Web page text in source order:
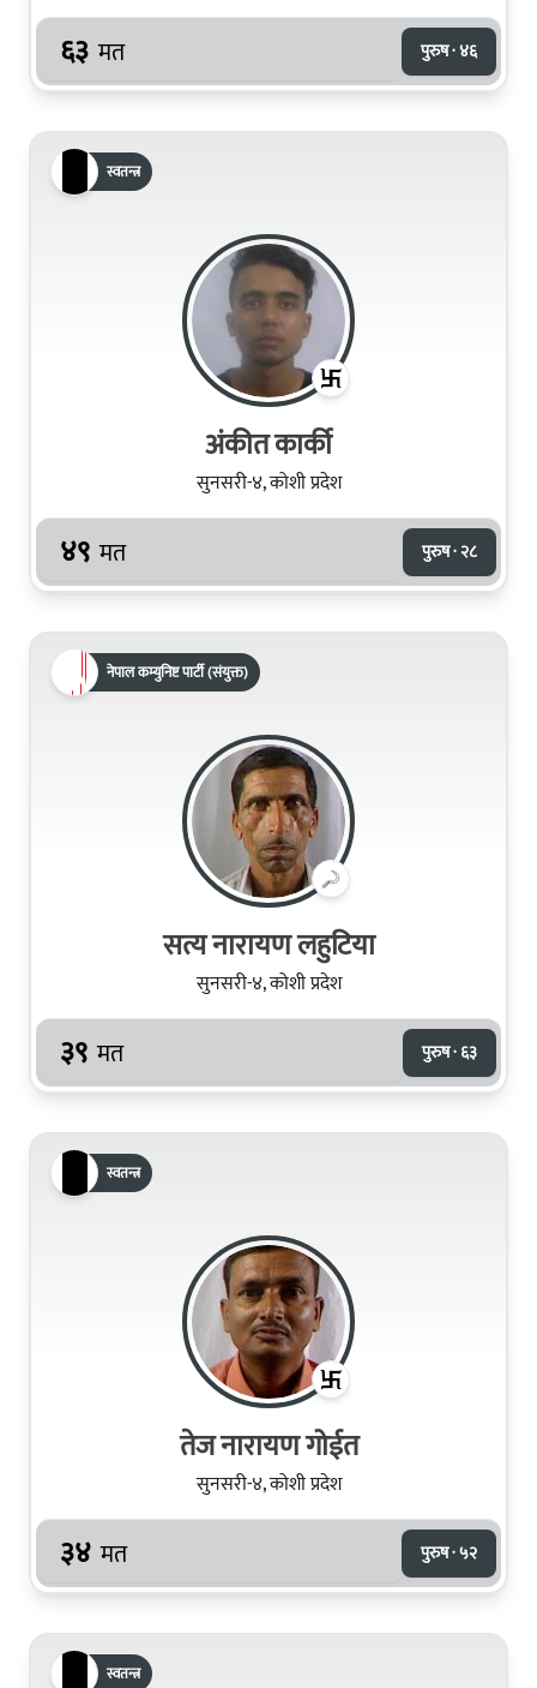
६३ मत पुरुष · ४६
स्वतन्त्र
अंकीत कार्की
सुनसरी-४, कोशी प्रदेश
४९ मत पुरुष · २८
नेपाल कम्युनिष्ट पार्टी (संयुक्त)
सत्य नारायण लहुटिया
सुनसरी-४, कोशी प्रदेश
३९ मत पुरुष · ६३
स्वतन्त्र
तेज नारायण गोईत
सुनसरी-४, कोशी प्रदेश
३४ मत पुरुष · ५२
स्वतन्त्र